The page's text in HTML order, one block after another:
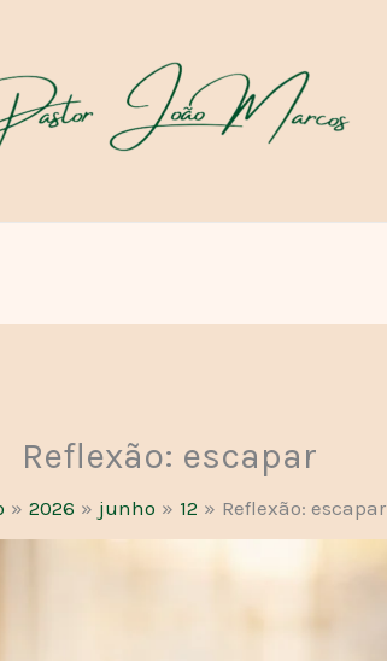
Reflexão: escapar
2026 junho 12 Reflexão: escapar